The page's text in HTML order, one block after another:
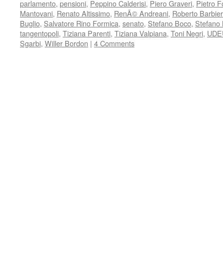
parlamento, pensioni, Peppino Calderisi, Piero Graveri, Pietro
Mantovani, Renato Altissimo, RenÃ© Andreani, Roberto
Buglio, Salvatore Rino Formica, senato, Stefano Boco, Stefano
tangentopoli, Tiziana Parenti, Tiziana Valpiana, Toni Negri,
Sgarbi, Willer Bordon | 4 Comments